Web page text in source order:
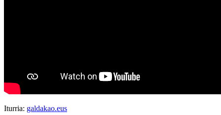
Iturria: galdakao.eus